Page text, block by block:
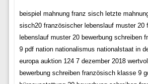
beispiel mahnung franz sisch letzte
sisch20 französischer lebenslauf muster 20
lebenslauf muster 20 bewerbung schreiben
9 pdf nation nationalismus nationalstaat in
europa auktion 124 7 dezember 2018
bewerbung schreiben französisch klasse 9